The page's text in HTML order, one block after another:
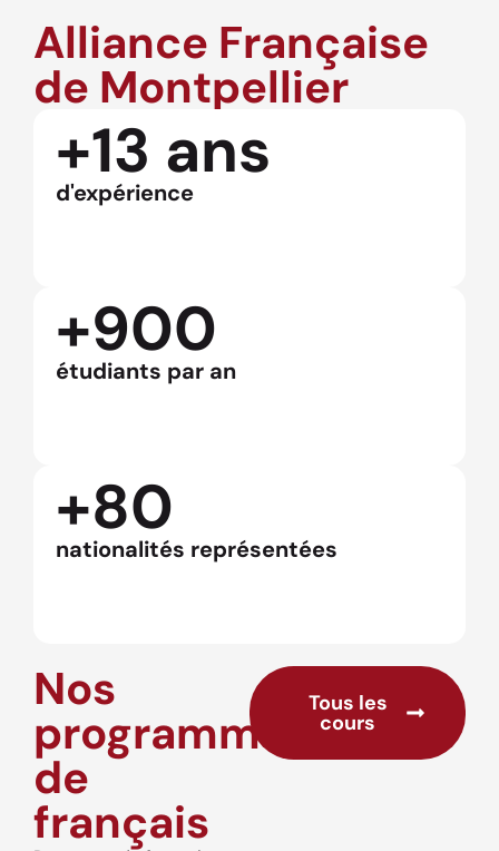
Alliance Française
de Montpellier
+13 ans
d'expérience
+900
étudiants par an
+80
nationalités représentées
Nos
programmes
de
français
Tous les
cours